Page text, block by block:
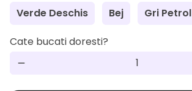
Verde Deschis
Bej Gri Petrol
Cate bucati doresti?
remove